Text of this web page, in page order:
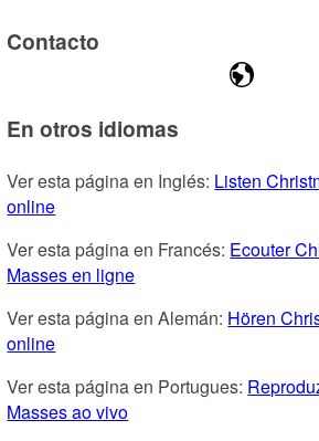
Contacto
En otros idiomas
Ver esta página en Inglés: Listen
online
Ver esta página en Francés: Ecouter
Masses en ligne
Ver esta página en Alemán: Hören
online
Ver esta página en Portugues:
Masses ao vivo